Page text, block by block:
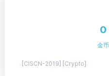
0
金币
[CISCN-2019] [Crypto]